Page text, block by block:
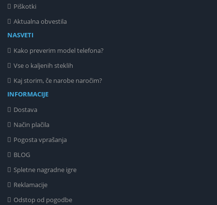
Piškotki
Aktualna obvestila
NASVETI
Kako preverim model telefona?
Vse o kaljenih steklih
Kaj storim, če narobe naročim?
INFORMACIJE
Dostava
Način plačila
Pogosta vprašanja
BLOG
Spletne nagradne igre
Reklamacije
Odstop od pogodbe